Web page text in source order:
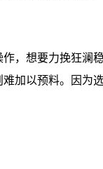
，想要力挽狂澜
加以预料。因为